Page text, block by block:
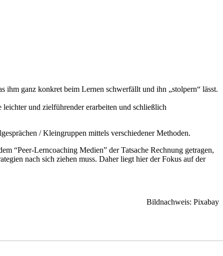
ihm ganz konkret beim Lernen schwerfällt und ihn „stolpern“ lässt.
und zielführender erarbeiten und schließlich
/ Kleingruppen mittels verschiedener Methoden.
“Peer-Lerncoaching Medien” der Tatsache Rechnung getragen,
nach sich ziehen muss. Daher liegt hier der Fokus auf der
Bildnachweis: Pixabay